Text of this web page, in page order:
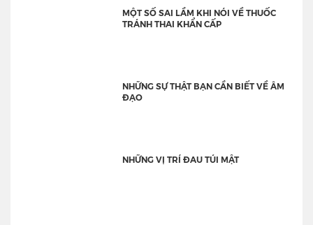
MỘT SỐ SAI LẦM KHI NÓI VỀ THUỐC
TRÁNH THAI KHẨN CẤP
NHỮNG SỰ THẬT BẠN CẦN BIẾT VỀ ÂM
ĐẠO
NHỮNG VỊ TRÍ ĐAU TÚI MẬT